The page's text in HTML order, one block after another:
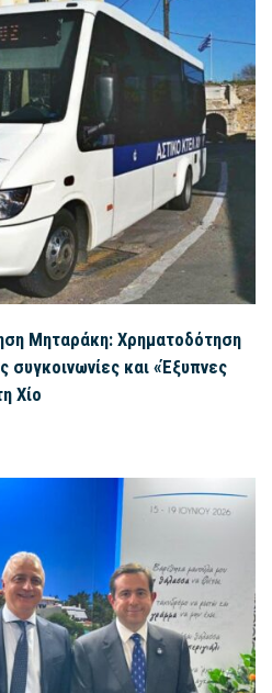
Μηταράκη: Χρηματοδότηση
συγκοινωνίες και «Έξυπνες
Χίο